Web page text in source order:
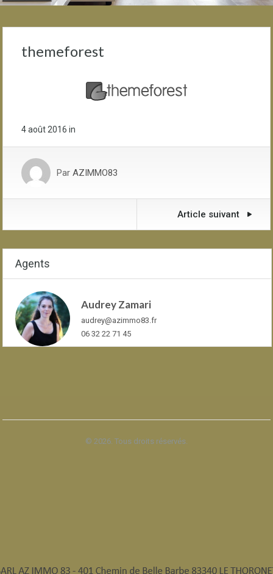
themeforest
4 août 2016 in
Par AZIMMO83
Article suivant
Agents
Audrey Zamari
audrey@azimmo83.fr
06 32 22 71 45
© 2026. Tous droits réservés.